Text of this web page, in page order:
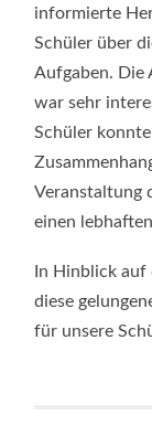
informierte
Schüler über
Aufgaben. Die
war sehr
Schüler
Veranstaltung
einen
In Hinblick
diese
für unsere